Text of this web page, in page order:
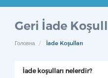
Geri İade
Головна İade Koşulları
İade koşulları nelerdir?